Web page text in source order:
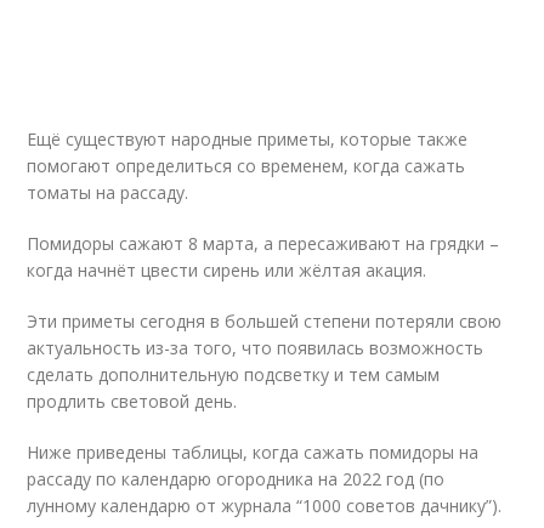
Ещё существуют народные приметы, которые также
помогают определиться со временем, когда сажать
томаты на рассаду.
Помидоры сажают 8 марта, а пересаживают на грядки –
когда начнёт цвести сирень или жёлтая акация.
Эти приметы сегодня в большей степени потеряли свою
актуальность из-за того, что появилась возможность
сделать дополнительную подсветку и тем самым
продлить световой день.
Ниже приведены таблицы, когда сажать помидоры на
рассаду по календарю огородника на 2022 год (по
лунному календарю от журнала “1000 советов дачнику”).